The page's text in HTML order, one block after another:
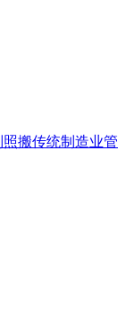
搬传统制造业管